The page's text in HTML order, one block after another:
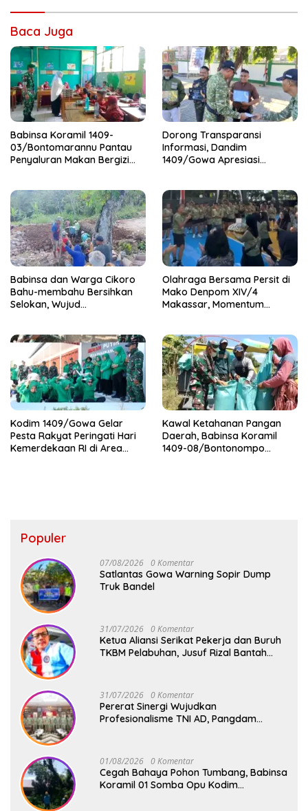
Baca Juga
Babinsa Koramil 1409-
03/Bontomarannu Pantau
Penyaluran Makan Bergizi
Dorong Transparansi
Informasi, Dandim
1409/Gowa Apresiasi
Babinsa dan Warga Cikoro
Bahu-membahu Bersihkan
Selokan, Wujud
Olahraga Bersama Persit di
Mako Denpom XIV/4
Makassar, Momentum
Kodim 1409/Gowa Gelar
Pesta Rakyat Peringati Hari
Kemerdekaan RI di Area
Kawal Ketahanan Pangan
Daerah, Babinsa Koramil
1409-08/Bontonompo
Populer
07/08/2026 0 Komentar
Satlantas Gowa Warning Sopir Dump
Truk Bandel
31/07/2026 0 Komentar
Ketua Aliansi Serikat Pekerja dan Buruh
TKBM Pelabuhan, Jusuf Rizal Bantah
31/07/2026 0 Komentar
Pererat Sinergi Wujudkan
Profesionalisme TNI AD, Pangdam
01/08/2026 0 Komentar
Cegah Bahaya Pohon Tumbang, Babinsa
Koramil 01 Somba Opu Kodim